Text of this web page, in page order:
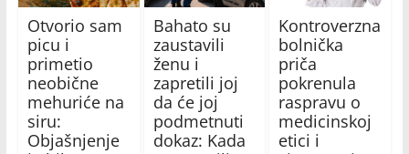
Otvorio sam
picu i
primetio
neobične
mehuriće na
siru:
Objašnjenje
Bahato su
zaustavili
ženu i
zapretili joj
da će joj
podmetnuti
dokaz: Kada
Kontroverzna
bolnička
priča
pokrenula
raspravu o
medicinskoj
etici i